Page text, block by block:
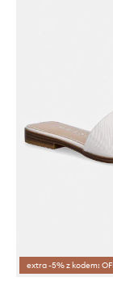
extra -5% z kodem: